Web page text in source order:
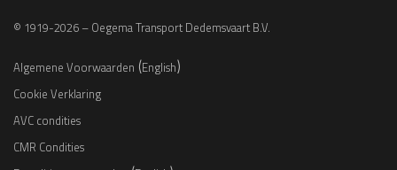
© 1919-2026 – Oegema Transport Dedemsvaart B.V.
Algemene Voorwaarden (English)
Cookie Verklaring
AVC condities
CMR Condities